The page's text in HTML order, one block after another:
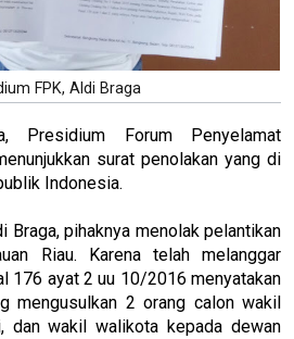
FPK, Aldi Braga
Presidium Forum Penyelamat
surat penolakan yang di
Indonesia.
Braga, pihaknya menolak pelantikan
Riau. Karena telah melanggar
176 ayat 2 uu 10/2016 menyatakan
mengusulkan 2 orang calon wakil
dan wakil walikota kepada dewan